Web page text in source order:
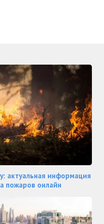
актуальная информация
пожаров онлайн